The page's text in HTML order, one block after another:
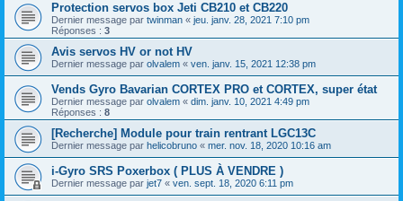
Protection servos box Jeti CB210 et CB220
Dernier message par twinman « jeu. janv. 28, 2021 7:10 pm
Réponses : 3
Avis servos HV or not HV
Dernier message par olvalem « ven. janv. 15, 2021 12:38 pm
Vends Gyro Bavarian CORTEX PRO et CORTEX, super état
Dernier message par olvalem « dim. janv. 10, 2021 4:49 pm
Réponses : 8
[Recherche] Module pour train rentrant LGC13C
Dernier message par helicobruno « mer. nov. 18, 2020 10:16 am
i-Gyro SRS Poxerbox ( PLUS À VENDRE )
Dernier message par jet7 « ven. sept. 18, 2020 6:11 pm